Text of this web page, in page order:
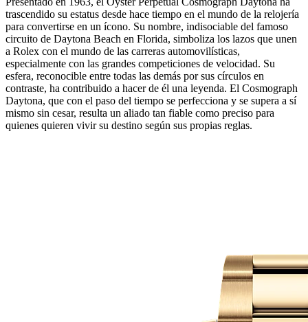
trascendido su estatus desde hace tiempo en el mundo de la relojería
para convertirse en un ícono. Su nombre, indisociable del famoso
circuito de Daytona Beach en Florida, simboliza los lazos que unen
a Rolex con el mundo de las carreras automovilísticas,
especialmente con las grandes competiciones de velocidad. Su
esfera, reconocible entre todas las demás por sus círculos en
contraste, ha contribuido a hacer de él una leyenda. El Cosmograph
Daytona, que con el paso del tiempo se perfecciona y se supera a sí
mismo sin cesar, resulta un aliado tan fiable como preciso para
quienes quieren vivir su destino según sus propias reglas.